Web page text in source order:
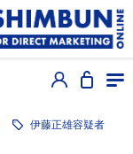
伊藤正雄容疑者